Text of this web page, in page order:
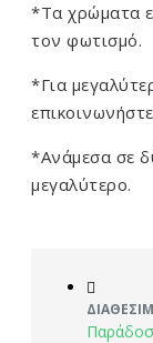
*Τα χρώματα
τον φωτισμό.
*Για
*Ανάμεσα σε
μεγαλύτερο.